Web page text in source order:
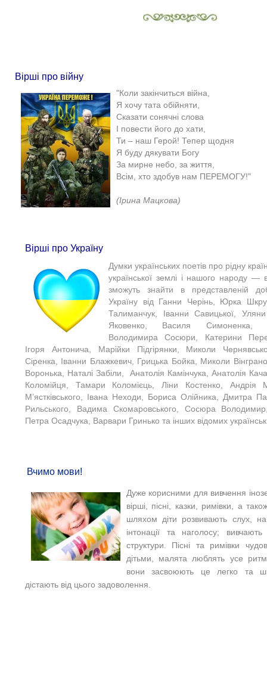
Вірші про війну
"Коли закінчиться війна,
Я хочу тата обійняти,
Сказати сонячні слова
І повести його до хати,
Ти – наш Герой! Тепер щодня
Я буду дякувати Богу
За мирне небо, за життя,
Всім, хто здобув нам ПЕРЕМОГУ!"
(Ірина Мацкова)​
Вірші про Україну
Думки українських поетів про рідну
української землі і нашого народу —
зможуть знайти в представленій
Україну від Ганни Черінь, Юрка
Талиманчук, Іванни Савицької,
Яковенко, Василя Симоненка,
Володимира Сосюри, Катерини
Ігоря Антонича, Марійки Підгірянки, Миколи
Сіренка, Іванни Блажкевич, Грицька Бойка, Миколи
Воронька, Наталі Забіли, Анатолія Камінчука, Анатолія
Коломійця, Тамари Коломієць, Ліни Костенко, Андрія
М’ястківського, Івана Неходи, Бориса Олійника, Дмитра
Рильського, Вадима Скомаровського, Сосюра
Петра Осадчука, Варвари Гринько та інших відомих
Вчимо мови!
Дуже корисними для вивчення
вірші, пісні, казки, римівки, а
шляхом діти розвивають слух,
інтонації та наголосу;
структури. Пісні та римівки
дітьми, малята люблять усе
вони засвоюють це легко та
дістають від цього задоволення.